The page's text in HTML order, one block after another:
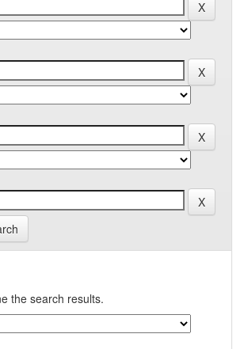
the search results.